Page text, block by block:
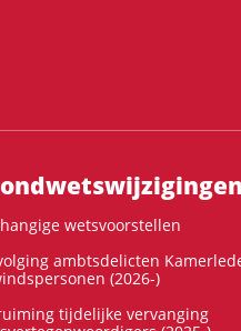
wetsvoorstellen
ambtsdelicten
(2026-)
tijdelijke vervanging